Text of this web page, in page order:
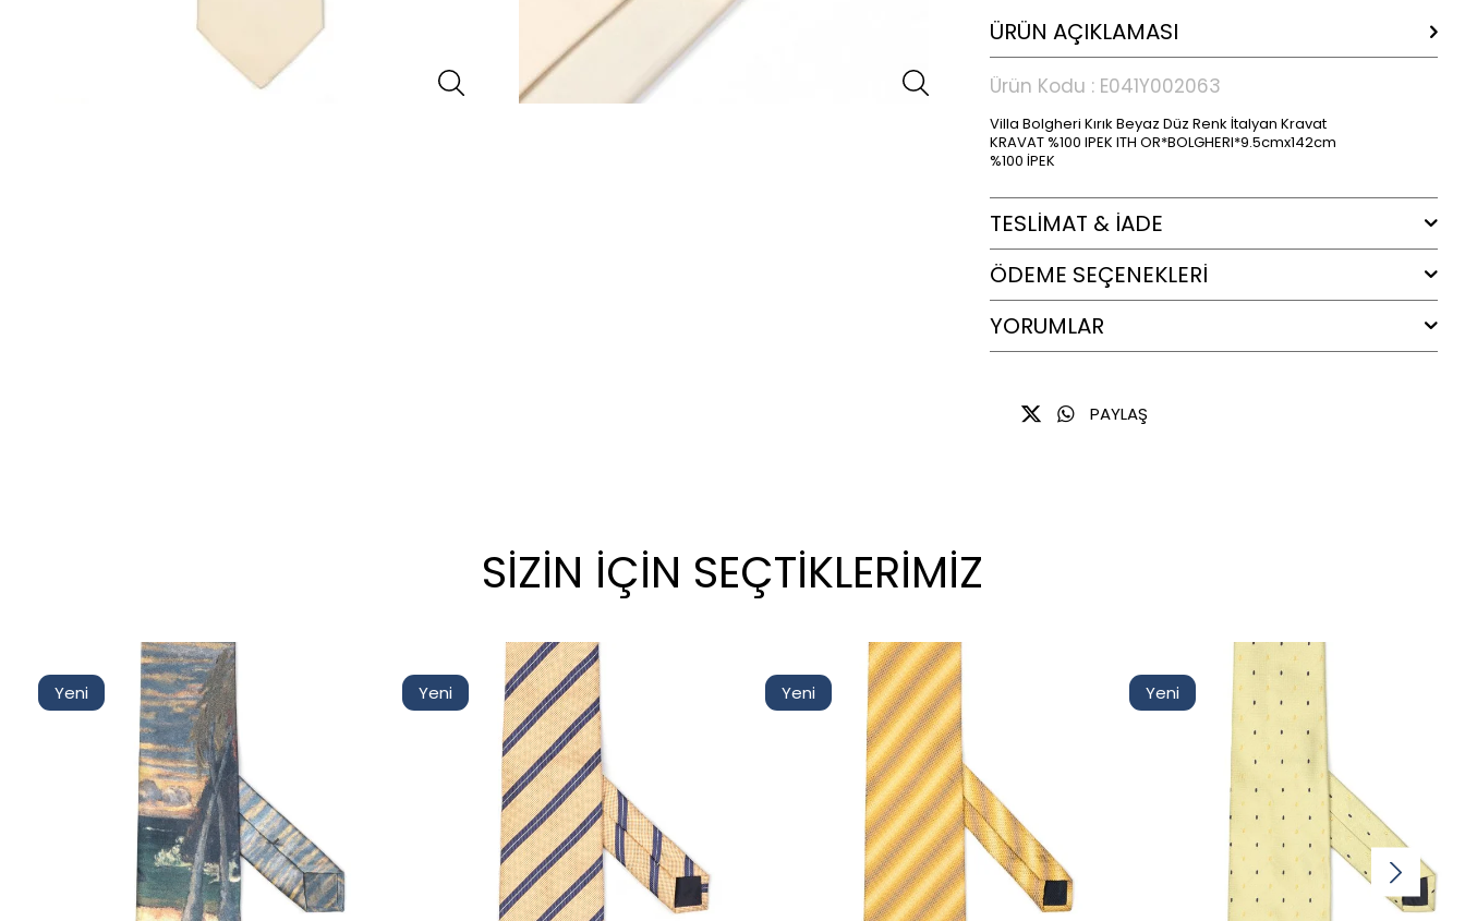
ÜRÜN AÇIKLAMASI
Ürün Kodu : E041Y002063
Villa Bolgheri Kırık Beyaz Düz Renk İtalyan Kravat
KRAVAT %100 IPEK ITH OR*BOLGHERI*9.5cmx142cm
%100 İPEK
TESLİMAT & İADE
ÖDEME SEÇENEKLERI
YORUMLAR
PAYLAŞ
SİZİN İÇİN SEÇTİKLERİMİZ
Yeni Yeni Yeni Yeni